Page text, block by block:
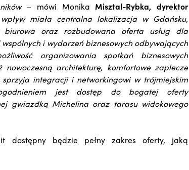
– mówi Monika Misztal-Rybka, dyrektor
miała centralna lokalizacja w Gdańsku,
biurowa oraz rozbudowana oferta usług dla
i wydarzeń biznesowych odbywających
organizowania spotkań biznesowych
architekturę, komfortowe zaplecze
integracji i networkingowi w trójmiejskim
jest dostęp do bogatej oferty
gwiazdką Michelina oraz tarasu widokowego
dostępny będzie pełny zakres oferty, jaką